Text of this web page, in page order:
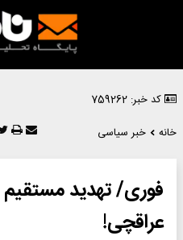
کد خبر: 759262
خانه
خبر سیاسی
فوری/ تهدید مستقیم
عراقچی!